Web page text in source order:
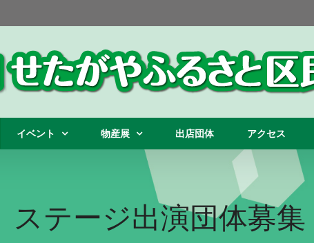
イベント 物産展 出店団体 アクセス
ステージ出演団体募集